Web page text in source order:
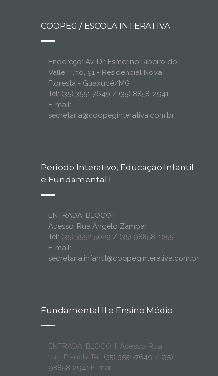
COOPEG / ESCOLA INTERATIVA
Endereço: Av. Dr. Esmerino Ribeiro do
Valle Filho, 91 - Residencial Nova
Floresta - Guaxupé/MG
Tel: (35) 3551-7649 / (35) 8858-2941
E-mail:
secretaria@coopeginterativa.com.br
Período Interativo, Educação Infantil
e Fundamental I
ENTRADA: BLOCO I
Acesso: Rua Ângelo Zampar
Tel: (35) 3552-5029 / (35) 98858-1055
E-mail:
secretaria.infantil@coopeginterativa.com.br
Fundamental II e Ensino Médio
ENTRADA: BLOCO III Acesso: Rua
Luiz Franchi Tel: (35) 3551-7649 / (35)
98858-2941 E-mail: